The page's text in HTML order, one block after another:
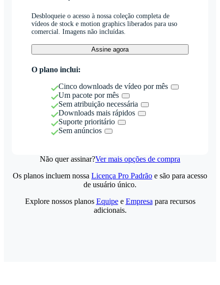
Desbloqueie o acesso à nossa coleção completa de
vídeos de stock e motion graphics liberados para uso
comercial. Imagens não incluídas.
Assine agora
O plano inclui:
Cinco downloads de vídeo por mês
Um pacote por mês
Sem atribuição necessária
Downloads mais rápidos
Suporte prioritário
Sem anúncios
Não quer assinar?Ver mais opções de compra
Os planos incluem nossa Licença Pro Padrão e são para acesso
de usuário único.
Explore nossos planos Equipee Empresa para recursos
adicionais.